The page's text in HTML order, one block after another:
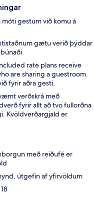
gestum við komu á
gætu verið þýddar
rate plans receive
are sharing a guestroom.
fyrir aðra gesti.
verðskrá með
fyrir allt að tvo fullorðna
Kvöldverðargjald er
með reiðufé er
útgefin af yfirvöldum